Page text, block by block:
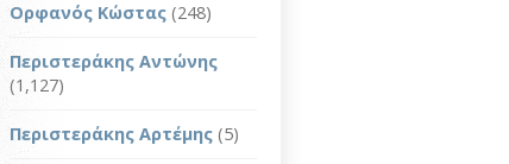
Ορφανός Κώστας (248)
Περιστεράκης Αντώνης
(1,127)
Περιστεράκης Αρτέμης (5)